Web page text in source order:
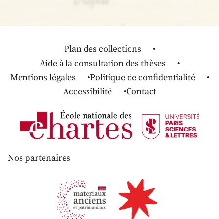
Plan des collections
Aide à la consultation des thèses
Mentions légales
Politique de confidentialité
Accessibilité
Contact
Nos partenaires